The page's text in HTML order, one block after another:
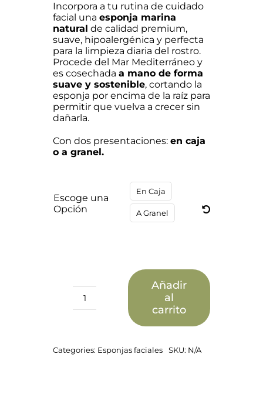
desde
4,50 €
hasta
8,70 €
Incorpora a tu rutina de cuidado
facial una esponja marina
natural de calidad premium,
suave, hipoalergénica y perfecta
para la limpieza diaria del rostro.
Procede del Mar Mediterráneo y
es cosechada a mano de forma
suave y sostenible, cortando la
esponja por encima de la raíz para
permitir que vuelva a crecer sin
dañarla.
Con dos presentaciones: en caja
o a granel.
Escoge una
Opción
En Caja
A Granel
Esponja
Marina
cantidad
Añadir
al
carrito
Categories: Esponjas faciales SKU: N/A